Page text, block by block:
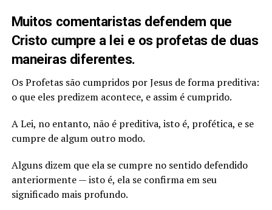
Muitos comentaristas defendem que
Cristo cumpre a lei e os profetas de duas
maneiras diferentes.
Os Profetas são cumpridos por Jesus de forma preditiva:
o que eles predizem acontece, e assim é cumprido.
A Lei, no entanto, não é preditiva, isto é, profética, e se
cumpre de algum outro modo.
Alguns dizem que ela se cumpre no sentido defendido
anteriormente — isto é, ela se confirma em seu
significado mais profundo.